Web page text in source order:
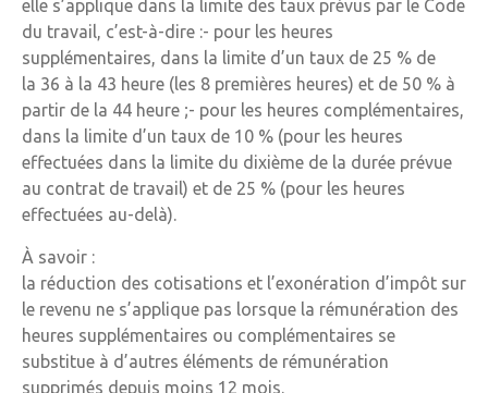
elle s’applique dans la limite des taux prévus par le Code
du travail, c’est-à-dire :- pour les heures
supplémentaires, dans la limite d’un taux de 25 % de
la 36 à la 43 heure (les 8 premières heures) et de 50 % à
partir de la 44 heure ;- pour les heures complémentaires,
dans la limite d’un taux de 10 % (pour les heures
effectuées dans la limite du dixième de la durée prévue
au contrat de travail) et de 25 % (pour les heures
effectuées au-delà).
À savoir :
la réduction des cotisations et l’exonération d’impôt sur
le revenu ne s’applique pas lorsque la rémunération des
heures supplémentaires ou complémentaires se
substitue à d’autres éléments de rémunération
supprimés depuis moins 12 mois.